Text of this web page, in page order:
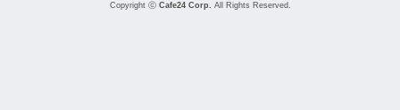
Copyright ⓒ Cafe24 Corp. All Rights Reserved.